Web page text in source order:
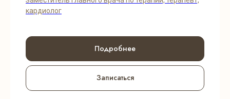
кардиолог
Подробнее
Записаться